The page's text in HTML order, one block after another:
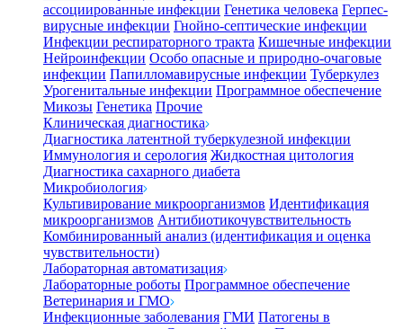
ассоциированные инфекции Генетика человека Герпес-
вирусные инфекции Гнойно-септические инфекции
Инфекции респираторного тракта Кишечные инфекции
Нейроинфекции Особо опасные и природно-очаговые
инфекции Папилломавирусные инфекции Туберкулез
Урогенитальные инфекции Программное обеспечение
Микозы Генетика Прочие
Клиническая диагностика
Диагностика латентной туберкулезной инфекции
Иммунология и серология Жидкостная цитология
Диагностика сахарного диабета
Микробиология
Культивирование микроорганизмов Идентификация
микроорганизмов Антибиотикочувствительность
Комбинированный анализ (идентификация и оценка
чувствительности)
Лабораторная автоматизация
Лабораторные роботы Программное обеспечение
Ветеринария и ГМО
Инфекционные заболевания ГМИ Патогены в